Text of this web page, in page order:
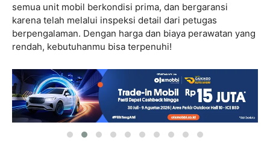
semua unit mobil berkondisi prima, dan bergaransi
karena telah melalui inspeksi detail dari petugas
berpengalaman. Dengan harga dan biaya perawatan yang
rendah, kebutuhanmu bisa terpenuhi!